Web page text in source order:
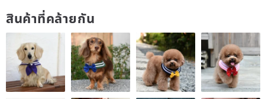
สินค้าที่คล้ายกัน